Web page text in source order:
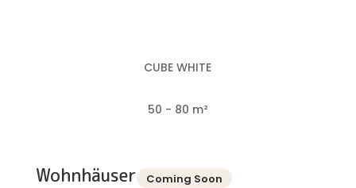
CUBE WHITE
50 - 80 m²
Wohnhäuser Coming Soon